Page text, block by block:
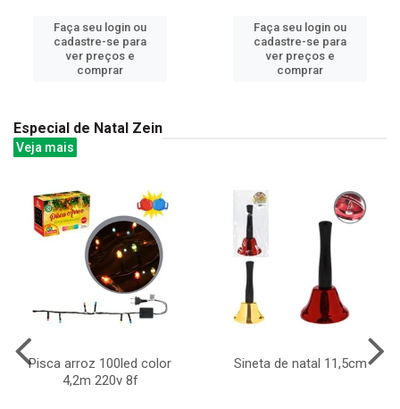
Faça seu login ou
cadastre-se para
ver preços e
comprar
Faça seu login ou
cadastre-se para
ver preços e
comprar
Especial de Natal Zein
Veja mais
Pisca arroz 100led color
4,2m 220v 8f
Sineta de natal 11,5cm